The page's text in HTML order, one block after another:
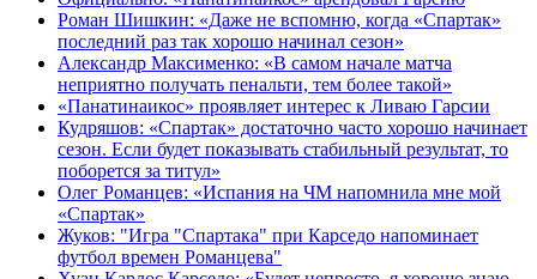
Роман Шишкин: «Даже не вспомню, когда «Спартак»
последний раз так хорошо начинал сезон»
Александр Максименко: «В самом начале матча
неприятно получать пенальти, тем более такой»
«Панатинаикос» проявляет интерес к Ливаю Гарсии
Кудряшов: «Спартак» достаточно часто хорошо начинает
сезон. Если будет показывать стабильный результат, то
поборется за титул»
Олег Романцев: «Испания на ЧМ напомнила мне мой
«Спартак»
Жуков: "Игра "Спартака" при Карседо напоминает
футбол времен Романцева"